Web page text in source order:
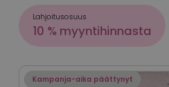
Lahjoitusosuus
10 % myyntihinnasta
Kampanja-aika päättynyt